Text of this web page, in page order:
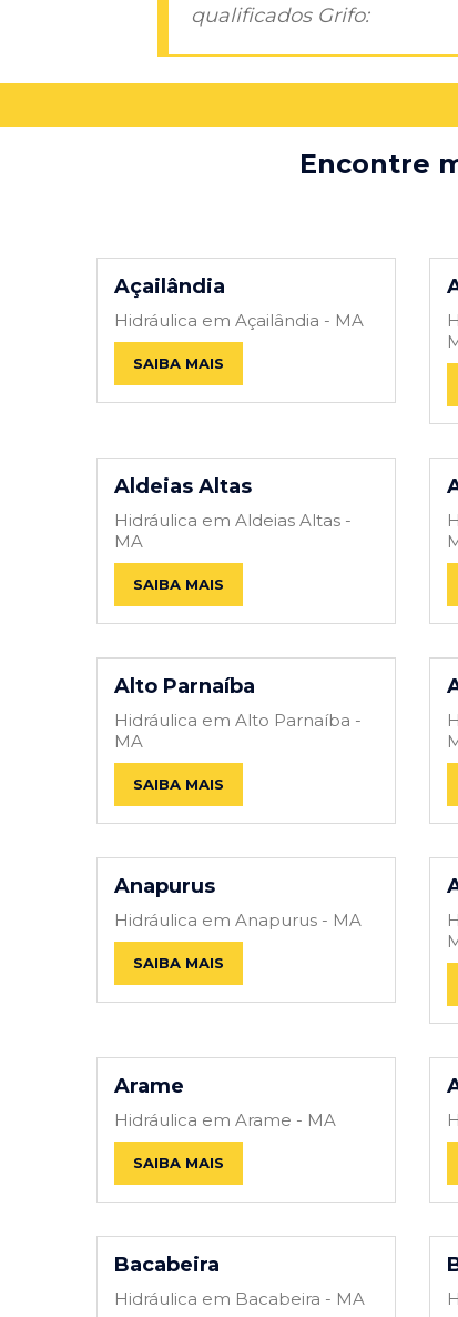
qualificados Grifo:
Encontre
Açailândia
Hidráulica em Açailândia - MA
SAIBA MAIS
Aldeias Altas
Hidráulica em Aldeias Altas -
MA
SAIBA MAIS
Alto Parnaíba
Hidráulica em Alto Parnaíba -
MA
SAIBA MAIS
Anapurus
Hidráulica em Anapurus - MA
SAIBA MAIS
Arame
Hidráulica em Arame - MA
SAIBA MAIS
Bacabeira
Hidráulica em Bacabeira - MA